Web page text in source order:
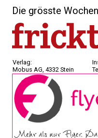
Die grösste
Verlag:
Mobus AG, 4332 Stein